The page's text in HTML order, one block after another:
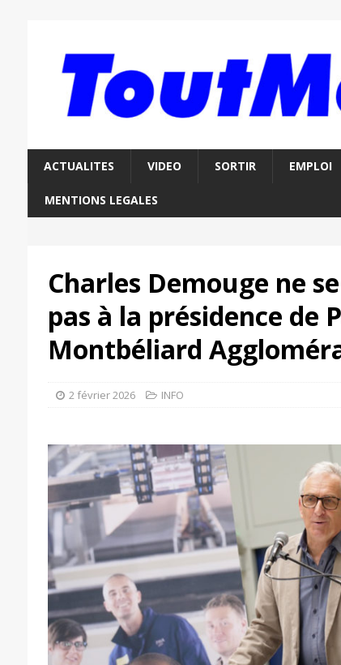
ACTUALITES VIDEO SORTIR EMPLOI
MENTIONS LEGALES
Charles Demouge ne
pas à la présidence de
Montbéliard
2 février 2026 INFO